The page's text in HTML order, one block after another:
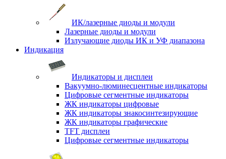
ИК/лазерные диоды и модули
Лазерные диоды и модули
Излучающие диоды ИК и УФ диапазона
Индикация
Индикаторы и дисплеи
Вакуумно-люминесцентные индикаторы
Цифровые сегментные индикаторы
ЖК индикаторы цифровые
ЖК индикаторы знакосинтезирующие
ЖК индикаторы графические
TFT дисплеи
Цифровые сегментные индикаторы